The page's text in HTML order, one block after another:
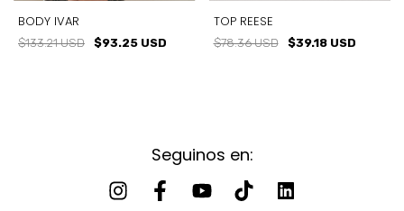
BODY IVAR
$133.21 USD $93.25 USD
TOP REESE
$78.36 USD $39.18 USD
Seguinos en: